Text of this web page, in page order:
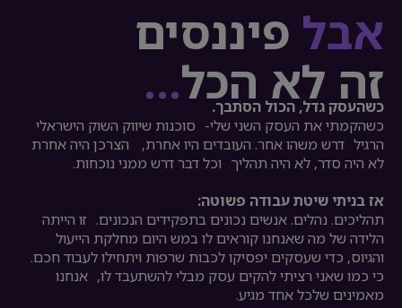
אבל פיננסים
זה לא הכל…
כשהעסק גדל, הכול הסתבך.
כשהקמתי את העסק השני שלי- סוכנות שיווק השוק הישראלי
הרגיל דרש משהו אחר. העובדים היו אחרת, הצרכן היה אחרת
לא היה סדר, לא היה תהליך וכל דבר דרש ממני נוכחות.
אז בניתי שיטת עבודה פשוטה:
תהליכים. נהלים. אנשים נכונים בתפקידים הנכונים. זו הייתה
הלידה של מה שאנחנו קוראים לו במש היום מחלקת הייעול
והגיוס, כדי שעסקים יפסיקו לכבות שרפות ויתחילו לעבוד חכם.
כי כמו שאני רציתי להקים עסק מבלי להשתעבד לו, אנחנו
מאמינים שלכל אחד מגיע.